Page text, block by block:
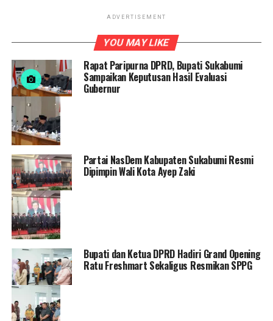
ADVERTISEMENT
YOU MAY LIKE
Rapat Paripurna DPRD, Bupati Sukabumi
Sampaikan Keputusan Hasil Evaluasi
Gubernur
Partai NasDem Kabupaten Sukabumi Resmi
Dipimpin Wali Kota Ayep Zaki
Bupati dan Ketua DPRD Hadiri Grand Opening
Ratu Freshmart Sekaligus Resmikan SPPG